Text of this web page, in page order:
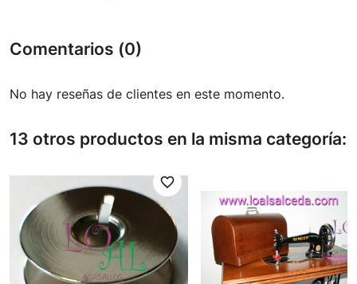
Comentarios (0)
No hay reseñas de clientes en este momento.
13 otros productos en la misma categoría:
favorite_border